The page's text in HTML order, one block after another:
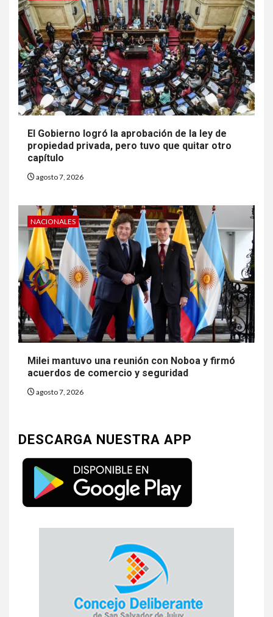
El Gobierno logró la aprobación de la ley de
propiedad privada, pero tuvo que quitar otro
capítulo
agosto 7, 2026
NACIONALES
Milei mantuvo una reunión con Noboa y firmó
acuerdos de comercio y seguridad
agosto 7, 2026
DESCARGA NUESTRA APP